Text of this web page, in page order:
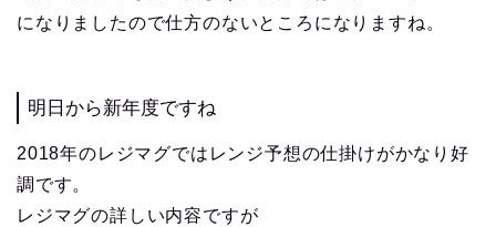
になりましたので仕方のないところになりますね。
明日から新年度ですね
2018年のレジマグではレンジ予想の仕掛けがかなり好
調です。
レジマグの詳しい内容ですが